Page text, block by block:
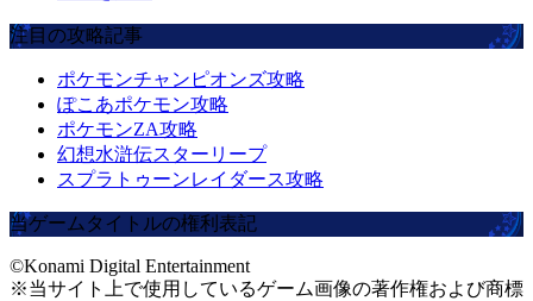
注目の攻略記事
ポケモンチャンピオンズ攻略
ぽこあポケモン攻略
ポケモンZA攻略
幻想水滸伝スターリープ
スプラトゥーンレイダース攻略
当ゲームタイトルの権利表記
©Konami Digital Entertainment
※当サイト上で使用しているゲーム画像の著作権および商標